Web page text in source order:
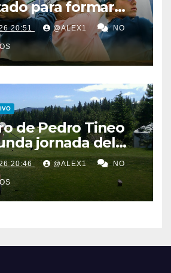
para formar
europeo en
Léglise Trophy
20:51 @ALEX1 NO
de Pedro Tineo
jornada del
y Marcos
el corte por
20:46 @ALEX1 NO